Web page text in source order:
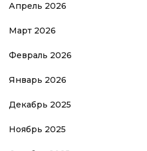
Апрель 2026
Март 2026
Февраль 2026
Январь 2026
Декабрь 2025
Ноябрь 2025